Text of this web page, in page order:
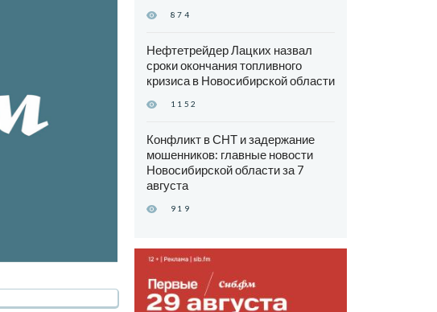
874
Нефтетрейдер Лацких назвал
сроки окончания топливного
кризиса в Новосибирской области
1152
Конфликт в СНТ и задержание
мошенников: главные новости
Новосибирской области за 7
августа
919